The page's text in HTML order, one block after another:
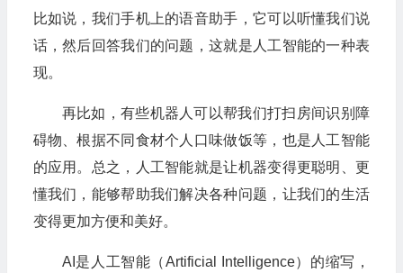
比如说，我们手机上的语音助手，它可以听懂我们说
话，然后回答我们的问题，这就是人工智能的一种表
现。
再比如，有些机器人可以帮我们打扫房间识别障
碍物、根据不同食材个人口味做饭等，也是人工智能
的应用。总之，人工智能就是让机器变得更聪明、更
懂我们，能够帮助我们解决各种问题，让我们的生活
变得更加方便和美好。
AI是人工智能（Artificial Intelligence）的缩写，